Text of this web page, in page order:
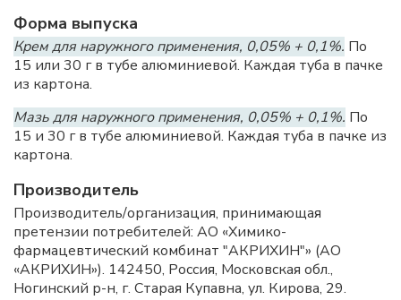
Форма выпуска
Крем для наружного применения, 0,05% + 0,1%. По
15 или 30 г в тубе алюминиевой. Каждая туба в пачке
из картона.
Мазь для наружного применения, 0,05% + 0,1%. По
15 и 30 г в тубе алюминиевой. Каждая туба в пачке из
картона.
Производитель
Производитель/организация, принимающая
претензии потребителей: АО «Химико-
фармацевтический комбинат "АКРИХИН"» (АО
«АКРИХИН»). 142450, Россия, Московская обл.,
Ногинский р-н, г. Старая Купавна, ул. Кирова, 29.